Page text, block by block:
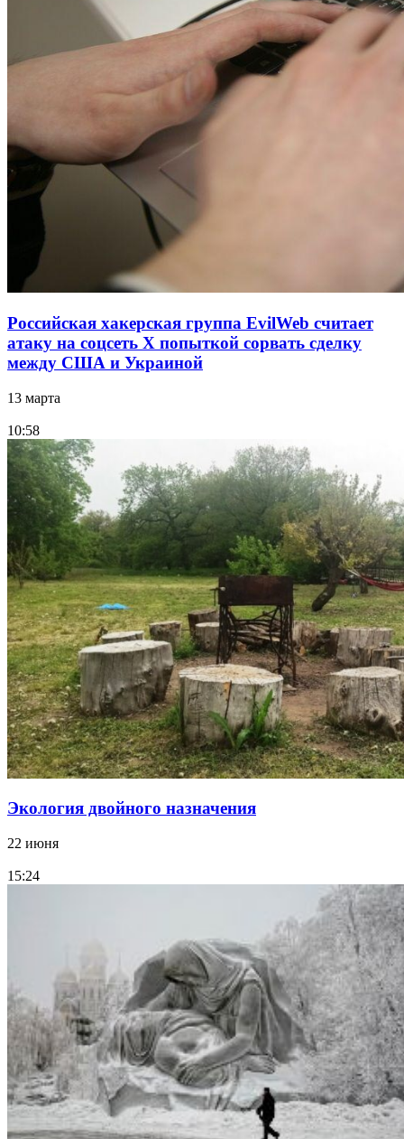
Российская хакерская группа EvilWeb считает
атаку на соцсеть Х попыткой сорвать сделку
между США и Украиной
13 марта
10:58
Экология двойного назначения
22 июня
15:24